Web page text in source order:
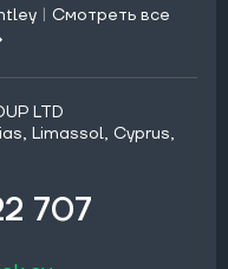
| Смотреть все
LTD
Limassol, Cyprus,
707